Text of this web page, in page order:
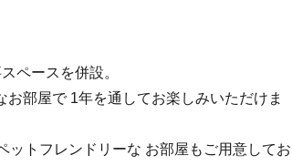
ペースを併設。
お部屋で 1年を通してお楽しみいただけま
ットフレンドリーな お部屋もご用意してお